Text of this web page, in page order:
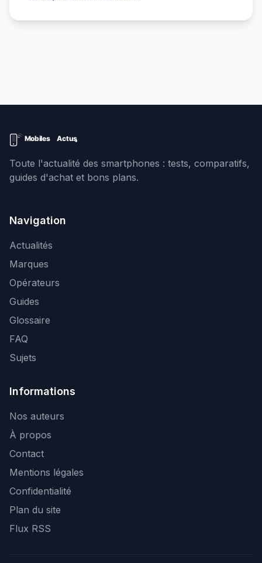
Toute l'actualité des smartphones : tests, comparatifs,
guides d'achat et bons plans.
Navigation
Actualités
Marques
Opérateurs
Guides
Glossaire
FAQ
Sujets
Informations
Nos auteurs
À propos
Contact
Mentions légales
Confidentialité
Plan du site
Flux RSS